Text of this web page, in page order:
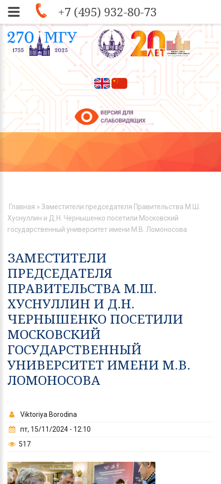
Skip to navigation
Перейти к основному содержанию
ВЫ ЗДЕСЬ
Главная » Заместители председателя Правительства М.Ш.
Хуснуллин и Д.Н. Чернышенко посетили Московский
государственный университет имени М.В. Ломоносова
ЗАМЕСТИТЕЛИ
ПРЕДСЕДАТЕЛЯ
ПРАВИТЕЛЬСТВА М.Ш.
ХУСНУЛЛИН И Д.Н.
ЧЕРНЫШЕНКО ПОСЕТИЛИ
МОСКОВСКИЙ
ГОСУДАРСТВЕННЫЙ
УНИВЕРСИТЕТ ИМЕНИ М.В.
ЛОМОНОСОВА
Viktoriya Borodina
пт, 15/11/2024 - 12:10
517
+7 (495) 932-80-73